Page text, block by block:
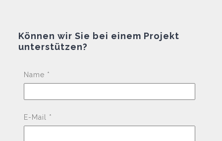
Können wir Sie bei einem Projekt
unterstützen?
Name *
E-Mail *